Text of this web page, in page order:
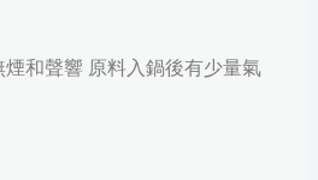
煙和聲響 原料入鍋後有少量氣